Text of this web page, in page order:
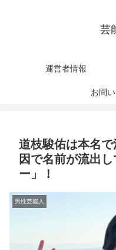
芸
運営者情報
お問
道枝駿佑は本名
因で名前が流出
ー」！
男性芸能人